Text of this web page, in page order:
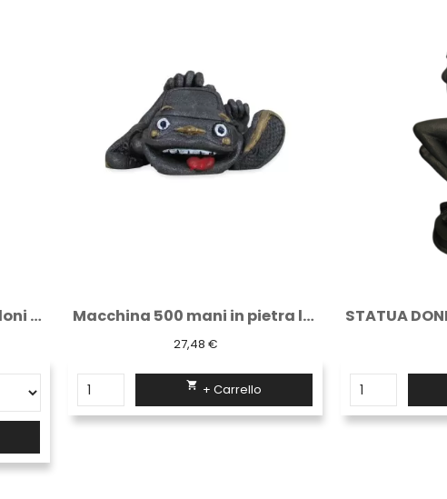
ART. RESO NUOVO - Pantaloni da lavoro... Macchina 500 mani in pietra lavica
27,48 €
 + Carrello